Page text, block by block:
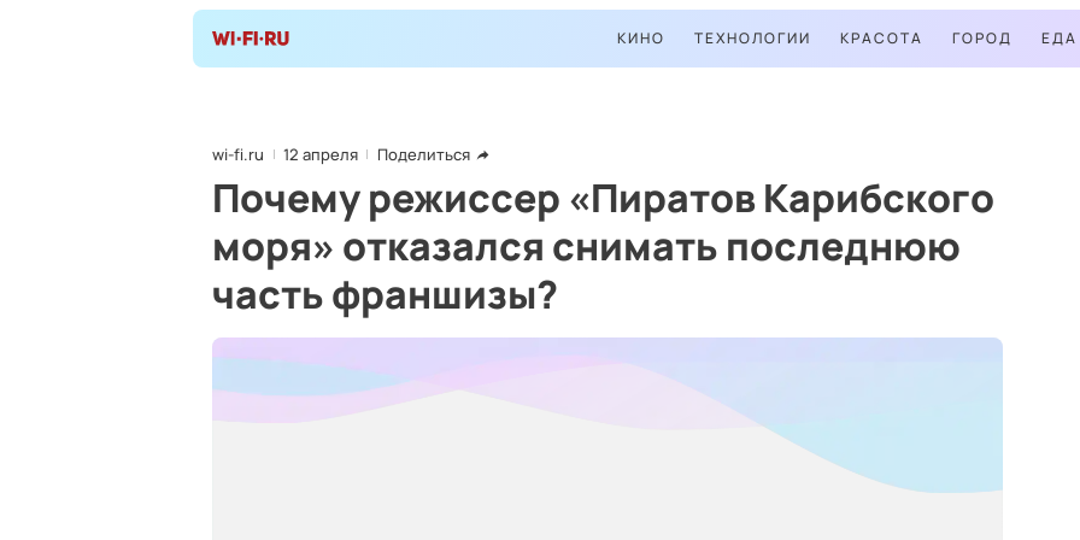
КИНО ТЕХНОЛОГИИ КРАСОТА ГОРОД ЕДА
wi-fi.ru 12 апреля Поделиться
Почему режиссер «Пиратов Карибского
моря» отказался снимать последнюю
часть франшизы?